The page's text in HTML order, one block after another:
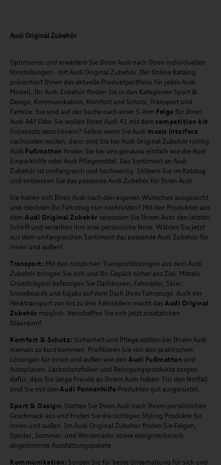
Audi Original Zubehör
Optimieren und erweitern Sie Ihren Audi nach Ihren individuellen
Vorstellungen - mit Audi Original Zubehör. Der Online Katalog
präsentiert Ihnen das aktuelle Produktportfolio für jedes Audi
Modell. Ihr Audi Zubehör finden Sie in den Kategorien Sport &
Design, Kommunikation, Komfort und Schutz, Transport und
Familie. Sie sind auf der Suche nach einer 5-Arm Felge für Ihren
Audi A4? Oder Sie wollen Ihren Audi A1 mit dem competition kit
Foliensatz verschönern? Selbst wenn Sie Audi music interface
nachrüsten wollen, dann sind Sie bei Audi Original Zubehör richtig.
Audi Fußmatten finden Sie bei uns genauso einfach wie die Audi
Einparkhilfe oder Audi Pflegemittel. Das Sortiment an Audi
Zubehör ist umfangreich und hochwertig. Stöbern Sie im Katalog
und entdecken Sie das passende Audi Zubehör für Ihren Audi.
Sie haben sich Ihren Audi nach den eigenen Wünschen ausgesucht
und möchten Ihr Fahrzeug nun nachrüsten? Mit den Produkten aus
dem Audi Original Zubehör verpassen Sie Ihrem Auto den letzten
Schliff und verleihen ihm eine persönliche Note. Wählen Sie jetzt
aus dem umfangreichen Sortiment das passende Audi Zubehör für
innen und außen!
Transport: Mit den nützlichen Transportlösungen aus dem Audi
Zubehör bringen Sie sich und Ihr Gepäck sicher ans Ziel. Mittels
Grundträgern befestigen Sie Dachboxen, Fahrräder, Skier,
Snowboards und Kajaks auf dem Dach Ihres Fahrzeugs. Auch der
Hecktransport von bis zu drei Fahrrädern macht das Audi Original
Zubehör möglich. Verschaffen Sie sich jetzt zusätzlichen
Stauraum!
Komfort & Schutz: Sicherheit und Pflege sollten bei Ihrem Audi
niemals zu kurz kommen. Profitieren Sie von den praktischen
Lösungen für innen und außen wie den Audi Fußmatten und
Autoplanen. Lackschutzfolien und Reinigungsprodukte sorgen
dafür, dass Sie lange Freude an Ihrem Auto haben. Für den Notfall
sind Sie mit den Audi Pannenhilfe Produkten gut ausgerüstet.
Sport & Design: Statten Sie Ihren Audi nach Ihrem persönlichen
Geschmack aus und finden Sie die richtigen Styling Produkte für
innen und außen. Im Audi Original Zubehör finden Sie Felgen,
Spoiler, Sommer- und Winterräder sowie designtechnisch
abgestimmte Ausstattungspakete.
Kommunikation: Sorgen Sie für beste Unterhaltung für sich und